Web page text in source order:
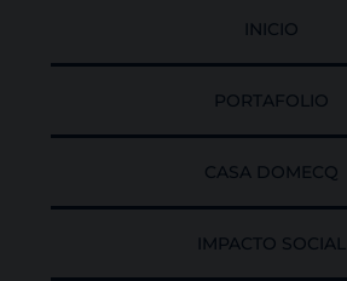
INICIO
PORTAFOLIO
CASA DOMECQ
IMPACTO SOCIAL